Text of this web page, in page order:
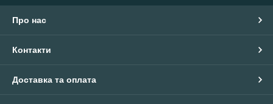
Про нас
Контакти
Доставка та оплата